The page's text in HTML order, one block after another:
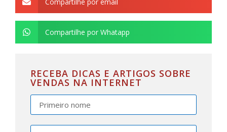
Compartilhe por email
Compartilhe por Whatapp
RECEBA DICAS E ARTIGOS SOBRE
VENDAS NA INTERNET